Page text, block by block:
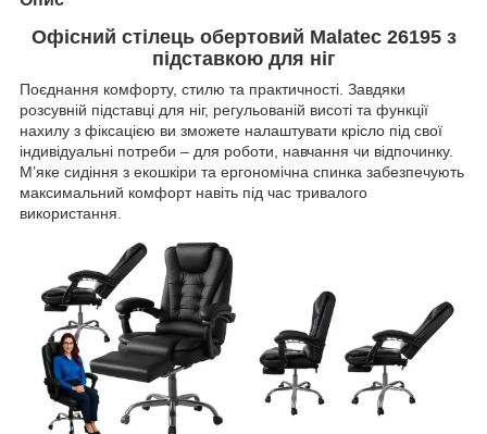
Офісний стілець обертовий Malatec26195 з
підставкою для ніг
Поєднання комфорту, стилю та практичності. Завдяки
розсувній підставці для ніг, регульованій висоті та функції
нахилу з фіксацією ви зможете налаштувати крісло під свої
індивідуальні потреби – для роботи, навчання чи відпочинку.
М’яке сидіння з екошкіри та ергономічна спинка забезпечують
максимальний комфорт навіть під час тривалого
використання.